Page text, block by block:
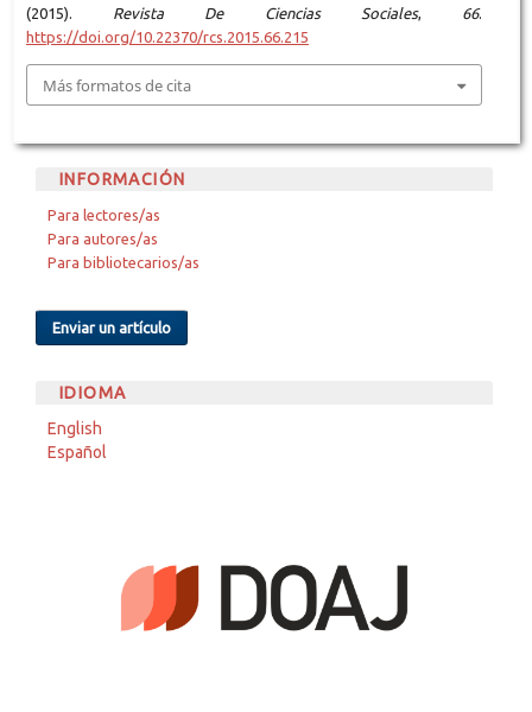
(2015). Revista De Ciencias Sociales, 66.
https://doi.org/10.22370/rcs.2015.66.215
Más formatos de cita
INFORMACIÓN
Para lectores/as
Para autores/as
Para bibliotecarios/as
Enviar un artículo
IDIOMA
English
Español